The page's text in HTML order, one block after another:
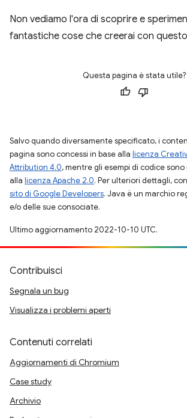
Non vediamo l'ora di scoprire e
fantastiche cose che creerai con
Questa pagina è stata utile?
Salvo quando diversamente specificato, i
pagina sono concessi in base alla licenza
Attribution 4.0, mentre gli esempi di codice sono
alla licenza Apache 2.0. Per ulteriori dettagli,
sito di Google Developers. Java è un marchio
e/o delle sue consociate.
Ultimo aggiornamento 2022-10-10 UTC.
Contribuisci
Segnala un bug
Visualizza i problemi aperti
Contenuti correlati
Aggiornamenti di Chromium
Case study
Archivio